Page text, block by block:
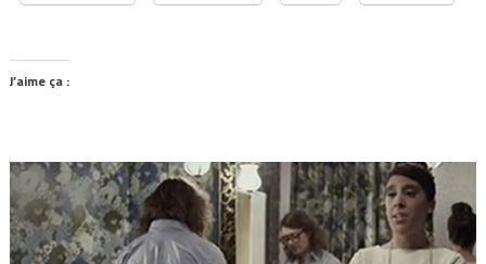
J’aime ça :